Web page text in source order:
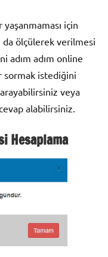
için
da ölçülerek verilmesi
adım adım online
istediğini
veya
alabilirsiniz.
Hesaplama